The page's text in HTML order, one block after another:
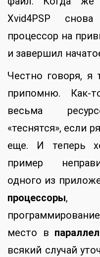
Xvid4PSP снова
процессор на
и завершил
Честно говоря, я
припомню. Как-
весьма
«теснятся», если
еще. И теперь
пример
одного из
процессоры,
место в
всякий случай